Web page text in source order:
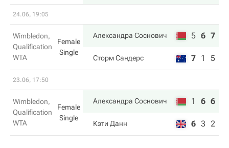
24.06, 19:05
Wimbledon,
Qualification
WTA
Female
Single
Александра Соснович 5 6 7
Сторм Сандерс 7 1 5
23.06, 17:50
Wimbledon,
Qualification
WTA
Female
Single
Александра Соснович 1 6 6
Кэти Данн 6 3 2